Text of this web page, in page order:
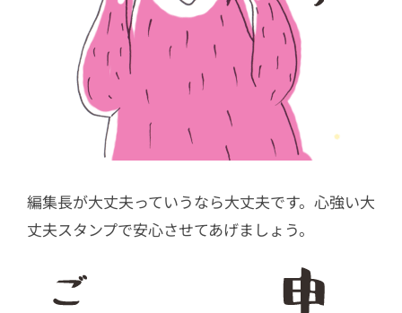
編集長が大丈夫っていうなら大丈夫です。心強い大
丈夫スタンプで安心させてあげましょう。